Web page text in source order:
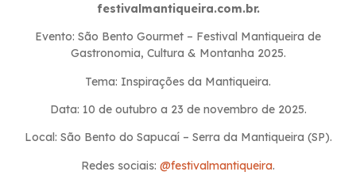
festivalmantiqueira.com.br.
Evento: São Bento Gourmet – Festival Mantiqueira de
Gastronomia, Cultura & Montanha 2025.
Tema: Inspirações da Mantiqueira.
Data: 10 de outubro a 23 de novembro de 2025.
Local: São Bento do Sapucaí – Serra da Mantiqueira (SP).
Redes sociais: @festivalmantiqueira.